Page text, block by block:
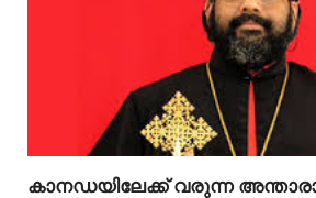
കാനഡയിലേക്ക് വരുന്ന